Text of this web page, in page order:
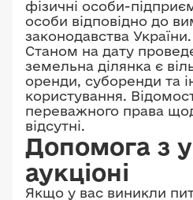
фізичні особи-
особи відповідно до
законодавства України.
Станом на дату
земельна ділянка є
оренди, суборенди та
користування.
переважного права
відсутні.
Допомога з
аукціоні
Якщо у вас виникли